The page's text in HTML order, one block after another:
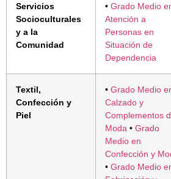
Servicios
Socioculturales
y a la
Comunidad
• Grado Medio
Atención a
Personas en
Situación de
Dependencia
Textil,
Confección y
Piel
• Grado Medio
Calzado y
Complementos
Moda • Grado
Medio en
Confección y
• Grado Medio